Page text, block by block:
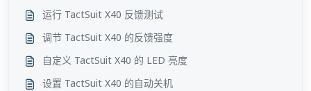
运行 TactSuit X40 反馈测试
调节 TactSuit X40 的反馈强度
自定义 TactSuit X40 的 LED 亮度
设置 TactSuit X40 的自动关机